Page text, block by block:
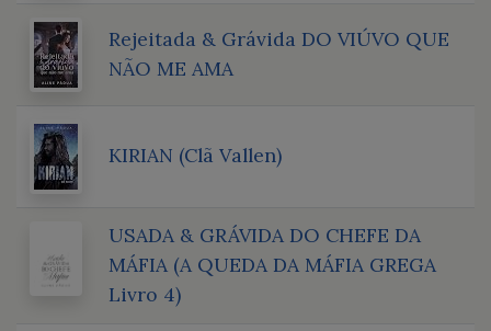
Rejeitada & Grávida DO VIÚVO QUE
NÃO ME AMA
KIRIAN (Clã Vallen)
USADA & GRÁVIDA DO CHEFE DA
MÁFIA (A QUEDA DA MÁFIA GREGA
Livro 4)